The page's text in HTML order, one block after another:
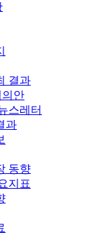
결과
의안
스레터
과
동향
지표